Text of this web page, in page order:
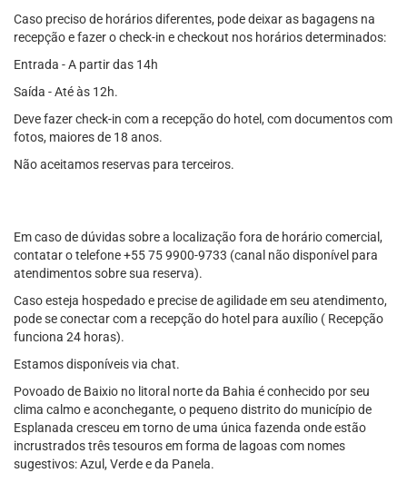
Caso preciso de horários diferentes, pode deixar as bagagens na
recepção e fazer o check-in e checkout nos horários determinados:
Entrada - A partir das 14h
Saída - Até às 12h.
Deve fazer check-in com a recepção do hotel, com documentos com
fotos, maiores de 18 anos.
Não aceitamos reservas para terceiros.
Em caso de dúvidas sobre a localização fora de horário comercial,
contatar o telefone +55 75 9900-9733 (canal não disponível para
atendimentos sobre sua reserva).
Caso esteja hospedado e precise de agilidade em seu atendimento,
pode se conectar com a recepção do hotel para auxílio ( Recepção
funciona 24 horas).
Estamos disponíveis via chat.
Povoado de Baixio no litoral norte da Bahia é conhecido por seu
clima calmo e aconchegante, o pequeno distrito do município de
Esplanada cresceu em torno de uma única fazenda onde estão
incrustrados três tesouros em forma de lagoas com nomes
sugestivos: Azul, Verde e da Panela.